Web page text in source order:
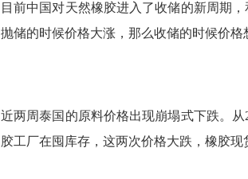
目前中国对天然橡胶进入了收储的新周期
抛储的时候价格大涨，那么收储的时候价格
近两周泰国的原料价格出现崩塌式下跌。
胶工厂在囤库存，这两次价格大跌，橡胶现